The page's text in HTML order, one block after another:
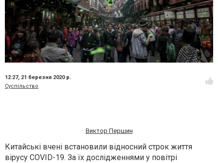
12:27, 21 березня 2020 р.
Суспільство
Виктор Першин
Китайські вчені встановили відносний строк життя
вірусу COVID-19. За їх дослідженнями у повітрі